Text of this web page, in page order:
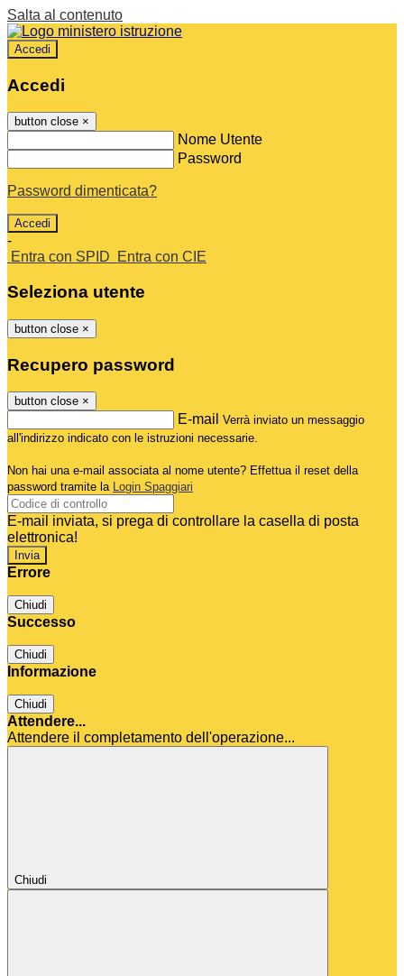
Salta al contenuto
Accedi
Accedi
button close ×
Nome Utente
Password
Password dimenticata?
-
Entra con SPID
Entra con CIE
Seleziona utente
button close ×
Recupero password
button close ×
E-mail Verrà inviato un messaggio
all'indirizzo indicato con le istruzioni necessarie.
Non hai una e-mail associata al nome utente? Effettua il reset della
password tramite la Login Spaggiari
E-mail inviata, si prega di controllare la casella di posta
elettronica!
Errore
Chiudi
Successo
Chiudi
Informazione
Chiudi
Attendere...
Attendere il completamento dell'operazione...
Chiudi